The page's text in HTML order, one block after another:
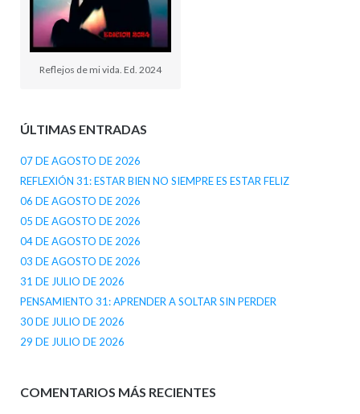
Reflejos de mi vida. Ed. 2024
ÚLTIMAS ENTRADAS
07 DE AGOSTO DE 2026
REFLEXIÓN 31: ESTAR BIEN NO SIEMPRE ES ESTAR FELIZ
06 DE AGOSTO DE 2026
05 DE AGOSTO DE 2026
04 DE AGOSTO DE 2026
03 DE AGOSTO DE 2026
31 DE JULIO DE 2026
PENSAMIENTO 31: APRENDER A SOLTAR SIN PERDER
30 DE JULIO DE 2026
29 DE JULIO DE 2026
COMENTARIOS MÁS RECIENTES